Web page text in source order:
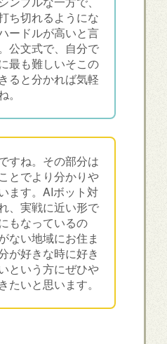
ち切れるようにな
ードルが高いと言
公文式で、自分で
最も難しいそこの
ると分かれば気軽
すね。その部分は
とでより分かりや
ます。AIボット対
、実戦に近い形で
もなっているの
ない地域にお住ま
が好きな時に好き
という方にぜひや
たいと思います。